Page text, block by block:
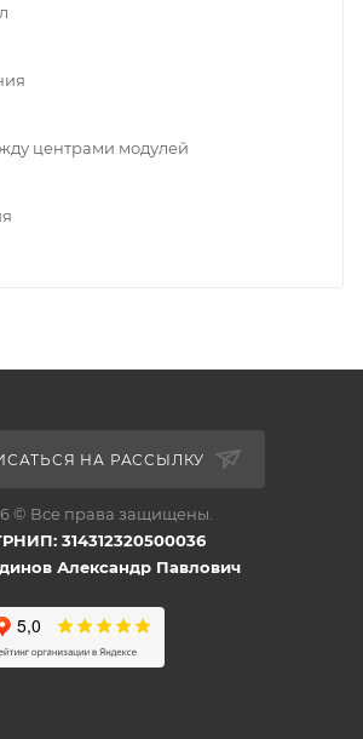
центрами модулей
НА РАССЫЛКУ
© Все права защищены.
314312320500036
Александр Павлович